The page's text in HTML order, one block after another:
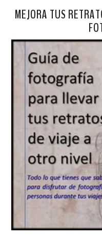
MEJORA TUS